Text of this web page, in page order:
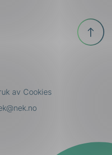
av Cookies
Til
toppen